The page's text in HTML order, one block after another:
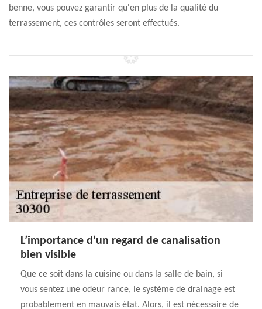
benne, vous pouvez garantir qu'en plus de la qualité du
terrassement, ces contrôles seront effectués.
L’importance d’un regard de canalisation
bien visible
Que ce soit dans la cuisine ou dans la salle de bain, si
vous sentez une odeur rance, le système de drainage est
probablement en mauvais état. Alors, il est nécessaire de